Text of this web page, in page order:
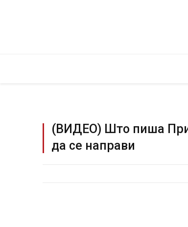
(ВИДЕО) Што пиша
да се направи
Уште двајца починаа од